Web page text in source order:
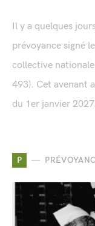
Il y a quelques
prévoyance signé
collective
493). Cet avenant
du 1er janvier
P